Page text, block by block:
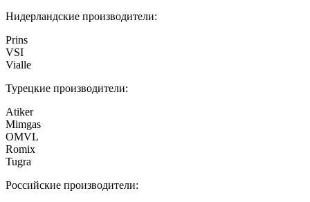
Нидерландские производители:
Prins
VSI
Vialle
Турецкие производители:
Atiker
Mimgas
OMVL
Romix
Tugra
Российские производители: